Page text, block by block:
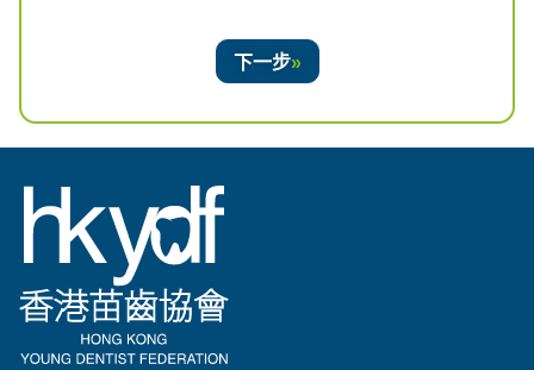
下一步